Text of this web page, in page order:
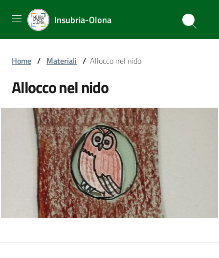
Insubria-Olona
Home / Materiali / Allocco nel nido
Allocco nel nido